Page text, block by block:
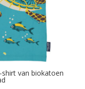
shirt van biokatoen